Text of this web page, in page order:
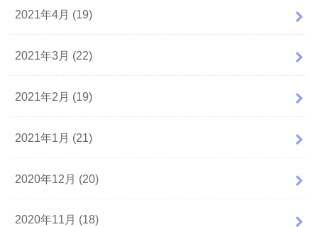
2021年4月 (19)
2021年3月 (22)
2021年2月 (19)
2021年1月 (21)
2020年12月 (20)
2020年11月 (18)